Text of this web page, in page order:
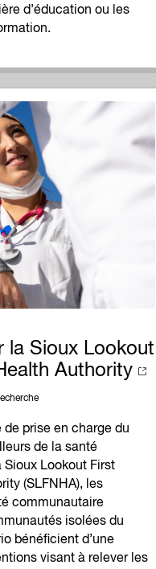
d’éducation ou les
la Sioux Lookout
Authority
prise en charge du
de la santé
Lookout First
(SLFNHA), les
communautaire
isolées du
bénéficient d’une
visant à relever les